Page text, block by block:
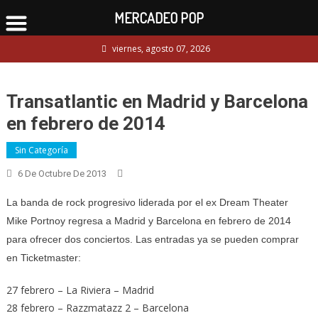
to
viernes, agosto 07, 2026
Transatlantic en Madrid y Barcelona
en febrero de 2014
Sin Categoría
6 De Octubre De 2013
La banda de rock progresivo liderada por el ex Dream Theater
Mike Portnoy regresa a Madrid y Barcelona en febrero de 2014
para ofrecer dos conciertos. Las entradas ya se pueden comprar
en Ticketmaster:
27 febrero – La Riviera – Madrid
28 febrero – Razzmatazz 2 – Barcelona
MERCADEO POP